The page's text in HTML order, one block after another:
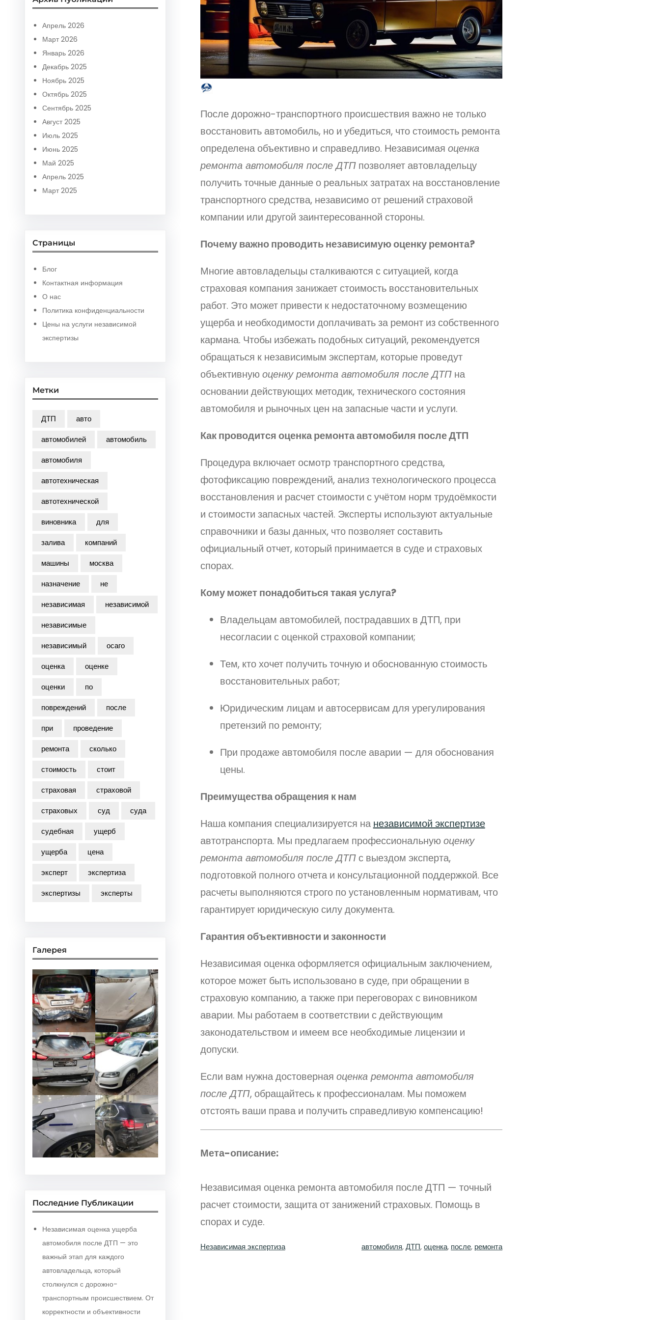
h
Апрель 2026
Март 2026
Январь 2026
Декабрь 2025
Ноябрь 2025
Октябрь 2025
Сентябрь 2025
Август 2025
Июль 2025
Июнь 2025
Май 2025
Апрель 2025
Март 2025
Страницы
Блог
Контактная информация
О нас
Политика конфиденциальности
Цены на услуги независимой
экспертизы
Метки
ДТП
авто
автомобилей
автомобиль
автомобиля
автотехническая
автотехнической
виновника
для
залива
компаний
машины
москва
назначение
не
независимая
независимой
независимые
независимый
осаго
оценка
оценке
оценки
по
повреждений
после
при
проведение
ремонта
сколько
стоимость
стоит
страховая
страховой
страховых
суд
суда
судебная
ущерб
ущерба
цена
эксперт
экспертиза
экспертизы
эксперты
Галерея
Последние Публикации
Независимая оценка ущерба
автомобиля после ДТП — это
важный этап для каждого
автовладельца, который
столкнулся с дорожно-
транспортным происшествием. От
корректности и объективности
После дорожно-транспортного происшествия важно не только
восстановить автомобиль, но и убедиться, что стоимость ремонта
определена объективно и справедливо. Независимая оценка
ремонта автомобиля после ДТПпозволяет автовладельцу
получить точные данные о реальных затратах на восстановление
транспортного средства, независимо от решений страховой
компании или другой заинтересованной стороны.
Почему важно проводить независимую оценку ремонта?
Многие автовладельцы сталкиваются с ситуацией, когда
страховая компания занижает стоимость восстановительных
работ. Это может привести к недостаточному возмещению
ущерба и необходимости доплачивать за ремонт из собственного
кармана. Чтобы избежать подобных ситуаций, рекомендуется
обращаться к независимым экспертам, которые проведут
объективную оценку ремонта автомобиля после ДТПна
основании действующих методик, технического состояния
автомобиля и рыночных цен на запасные части и услуги.
Как проводится оценка ремонта автомобиля после ДТП
Процедура включает осмотр транспортного средства,
фотофиксацию повреждений, анализ технологического процесса
восстановления и расчет стоимости с учётом норм трудоёмкости
и стоимости запасных частей. Эксперты используют актуальные
справочники и базы данных, что позволяет составить
официальный отчет, который принимается в суде и страховых
спорах.
Кому может понадобиться такая услуга?
Владельцам автомобилей, пострадавших в ДТП, при
несогласии с оценкой страховой компании;
Тем, кто хочет получить точную и обоснованную стоимость
восстановительных работ;
Юридическим лицам и автосервисам для урегулирования
претензий по ремонту;
При продаже автомобиля после аварии — для обоснования
цены.
Преимущества обращения к нам
Наша компания специализируется на независимой экспертизе
автотранспорта. Мы предлагаем профессиональную оценку
ремонта автомобиля после ДТПс выездом эксперта,
подготовкой полного отчета и консультационной поддержкой. Все
расчеты выполняются строго по установленным нормативам, что
гарантирует юридическую силу документа.
Гарантия объективности и законности
Независимая оценка оформляется официальным заключением,
которое может быть использовано в суде, при обращении в
страховую компанию, а также при переговорах с виновником
аварии. Мы работаем в соответствии с действующим
законодательством и имеем все необходимые лицензии и
допуски.
Если вам нужна достоверная оценка ремонта автомобиля
после ДТП, обращайтесь к профессионалам. Мы поможем
отстоять ваши права и получить справедливую компенсацию!
Мета-описание:
Независимая оценка ремонта автомобиля после ДТП — точный
расчет стоимости, защита от занижений страховых. Помощь в
спорах и суде.
Независимая экспертиза автомобиля, ДТП, оценка, после, ремонта